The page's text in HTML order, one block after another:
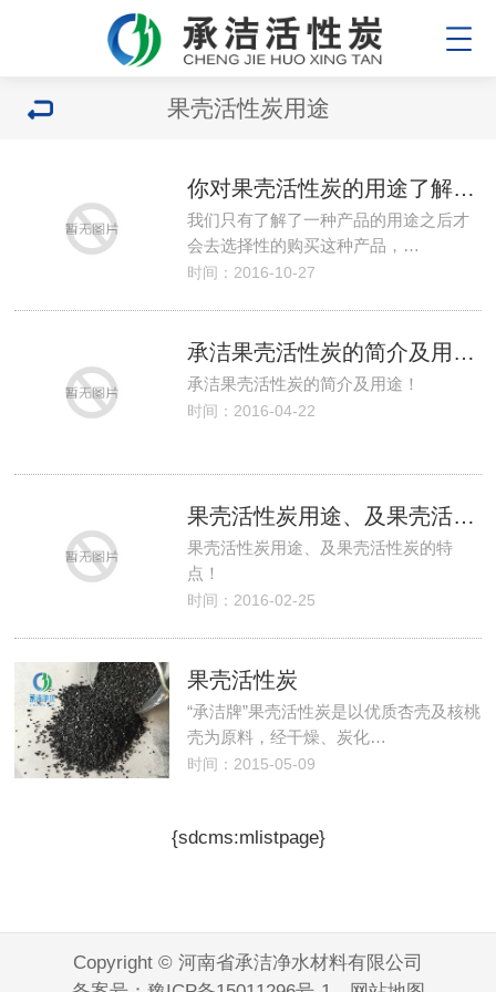
果壳活性炭用途
你对果壳活性炭的用途了解多少？
我们只有了解了一种产品的用途之后才
会去选择性的购买这种产品，…
时间：2016-10-27
承洁果壳活性炭的简介及用途！
承洁果壳活性炭的简介及用途！
时间：2016-04-22
果壳活性炭用途、及果壳活性炭的特点！
果壳活性炭用途、及果壳活性炭的特
点！
时间：2016-02-25
果壳活性炭
“承洁牌”果壳活性炭是以优质杏壳及核桃
壳为原料，经干燥、炭化…
时间：2015-05-09
{sdcms:mlistpage}
Copyright © 河南省承洁净水材料有限公司